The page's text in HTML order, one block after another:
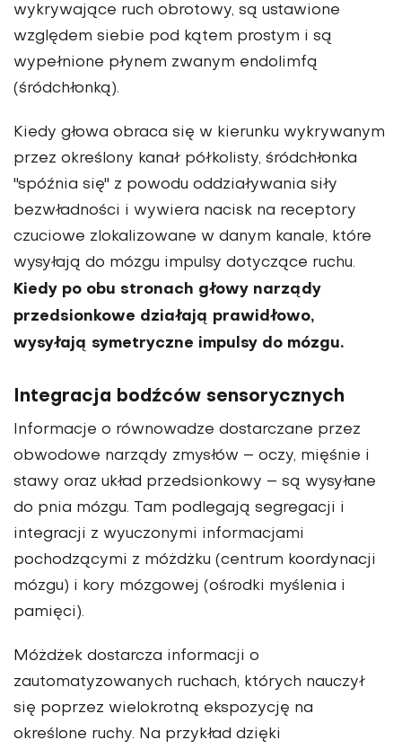
wykrywające ruch obrotowy, są ustawione
względem siebie pod kątem prostym i są
wypełnione płynem zwanym endolimfą
(śródchłonką).
Kiedy głowa obraca się w kierunku wykrywanym
przez określony kanał półkolisty, śródchłonka
"spóźnia się" z powodu oddziaływania siły
bezwładności i wywiera nacisk na receptory
czuciowe zlokalizowane w danym kanale, które
wysyłają do mózgu impulsy dotyczące ruchu.
Kiedy po obu stronach głowy narządy
przedsionkowe działają prawidłowo,
wysyłają symetryczne impulsy do mózgu.
Integracja bodźców sensorycznych
Informacje o równowadze dostarczane przez
obwodowe narządy zmysłów – oczy, mięśnie i
stawy oraz układ przedsionkowy – są wysyłane
do pnia mózgu. Tam podlegają segregacji i
integracji z wyuczonymi informacjami
pochodzącymi z móżdżku (centrum koordynacji
mózgu) i kory mózgowej (ośrodki myślenia i
pamięci).
Móżdżek dostarcza informacji o
zautomatyzowanych ruchach, których nauczył
się poprzez wielokrotną ekspozycję na
określone ruchy. Na przykład dzięki